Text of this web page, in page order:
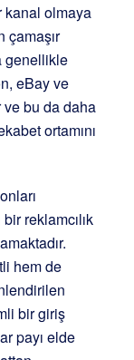
kanal olmaya
çamaşır
genellikle
eBay ve
ve bu da daha
ortamını
reklamcılık
hem de
bir giriş
payı elde